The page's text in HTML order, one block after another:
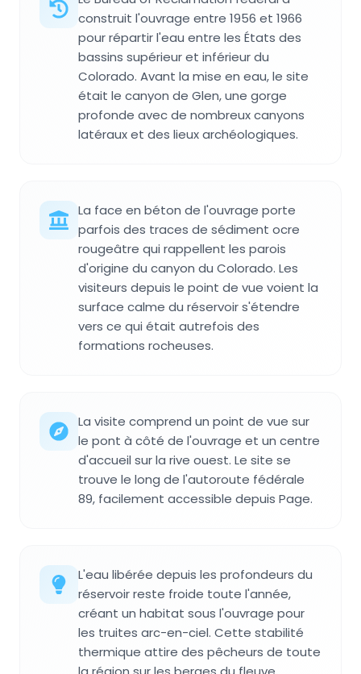
construit l'ouvrage entre 1956 et 1966
pour répartir l'eau entre les États des
bassins supérieur et inférieur du
Colorado. Avant la mise en eau, le site
était le canyon de Glen, une gorge
profonde avec de nombreux canyons
latéraux et des lieux archéologiques.
La face en béton de l'ouvrage porte
parfois des traces de sédiment ocre
rougeâtre qui rappellent les parois
d'origine du canyon du Colorado. Les
visiteurs depuis le point de vue voient la
surface calme du réservoir s'étendre
vers ce qui était autrefois des
formations rocheuses.
La visite comprend un point de vue sur
le pont à côté de l'ouvrage et un centre
d'accueil sur la rive ouest. Le site se
trouve le long de l'autoroute fédérale
89, facilement accessible depuis Page.
L'eau libérée depuis les profondeurs du
réservoir reste froide toute l'année,
créant un habitat sous l'ouvrage pour
les truites arc-en-ciel. Cette stabilité
thermique attire des pêcheurs de toute